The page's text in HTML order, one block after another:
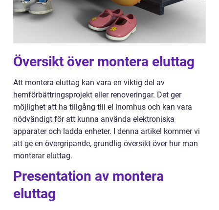
Översikt över montera eluttag
Att montera eluttag kan vara en viktig del av
hemförbättringsprojekt eller renoveringar. Det ger
möjlighet att ha tillgång till el inomhus och kan vara
nödvändigt för att kunna använda elektroniska
apparater och ladda enheter. I denna artikel kommer vi
att ge en övergripande, grundlig översikt över hur man
monterar eluttag.
Presentation av montera
eluttag